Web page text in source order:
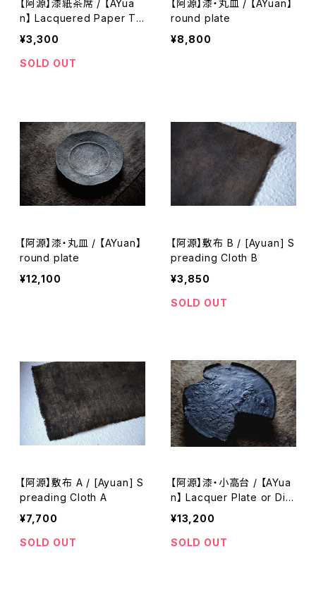
【阿源】漆紙茶席 / 【AYua
n】 Lacquered Paper Te
a Mat
¥3,300
SOLD OUT
【阿源】漆・丸皿 / 【AYuan】
round plate
¥8,800
【阿源】漆・丸皿 / 【AYuan】
round plate
¥12,100
【阿源】敷布 B / [Ayuan] S
preading Cloth B
¥3,850
SOLD OUT
【阿源】敷布 A / [Ayuan] S
preading Cloth A
¥7,700
SOLD OUT
【阿源】漆・小高台 / 【AYua
n】 Lacquer Plate or Dis
h
¥13,200
SOLD OUT